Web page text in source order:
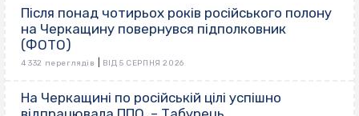
Після понад чотирьох років російського полону
на Черкащину повернувся підполковник
(ФОТО)
4 332 переглядів ВІД 5 СЕРПНЯ 2026
На Черкащині по російській цілі успішно